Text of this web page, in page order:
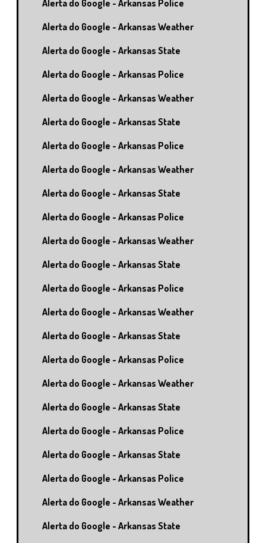
Alerta do Google - Arkansas Police
Alerta do Google - Arkansas Weather
Alerta do Google - Arkansas State
Alerta do Google - Arkansas Police
Alerta do Google - Arkansas Weather
Alerta do Google - Arkansas State
Alerta do Google - Arkansas Police
Alerta do Google - Arkansas Weather
Alerta do Google - Arkansas State
Alerta do Google - Arkansas Police
Alerta do Google - Arkansas Weather
Alerta do Google - Arkansas State
Alerta do Google - Arkansas Police
Alerta do Google - Arkansas Weather
Alerta do Google - Arkansas State
Alerta do Google - Arkansas Police
Alerta do Google - Arkansas Weather
Alerta do Google - Arkansas State
Alerta do Google - Arkansas Police
Alerta do Google - Arkansas State
Alerta do Google - Arkansas Police
Alerta do Google - Arkansas Weather
Alerta do Google - Arkansas State